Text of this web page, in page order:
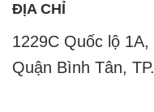
ĐỊA CHỈ
1229C Quốc lộ
Quận Bình Tân,